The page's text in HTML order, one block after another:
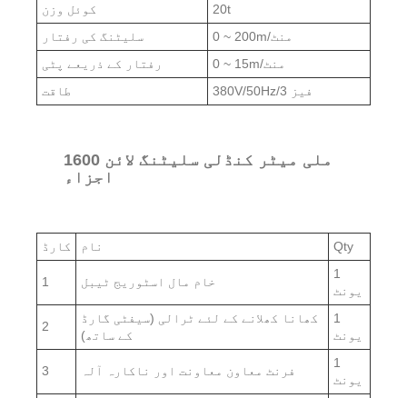
کوئل وزن
20t
سلیٹنگ کی رفتار
0 ~ 200m/منٹ
رفتار کے ذریعے پٹی
0 ~ 15m/منٹ
طاقت
380V/50Hz/3 فیز
1600 ملی میٹر کنڈلی سلیٹنگ لائن
اجزاء
کارڈ نام Qty
1 خام مال اسٹوریج ٹیبل
1
یونٹ
2
کھانا کھلانے کے لئے ٹرالی (سیفٹی گارڈ
کے ساتھ)
1
یونٹ
3 فرنٹ معاون معاونت اور ناکارہ آلہ
1
یونٹ